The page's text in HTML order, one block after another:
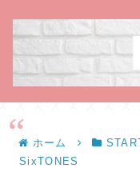
ホーム
SixTONES